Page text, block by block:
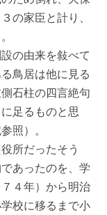
の家臣と計り、
の由来を敍べて
鳥居は他に見る
石柱の四言絶句
足るものと思
照）。
所だったそう
あったのを、学
４年）から明治
校に移るまで小